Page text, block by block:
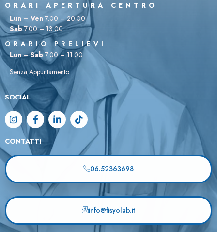
ORARI APERTURA CENTRO
Lun – Ven 7.00 – 20.00
Sab7.00 – 13.00
ORARIO PRELIEVI
Lun – Sab 7.00 – 11.00
Senza Appuntamento
SOCIAL
CONTATTI
06.52363698
info@fisyolab.it